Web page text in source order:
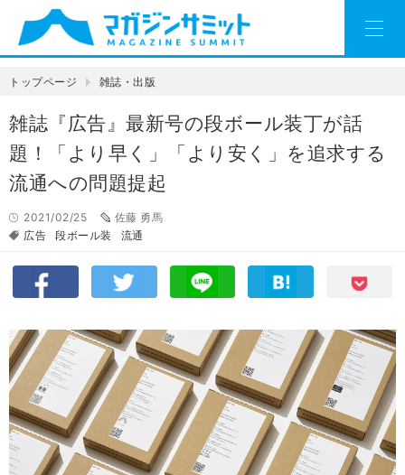
トップページ 雑誌・出版
雑誌『広告』最新号の段ボール装丁が話
題！「より早く」「より安く」を追求する
流通への問題提起
2021/02/25
佐藤 勇馬
広告
段ボール装 流通